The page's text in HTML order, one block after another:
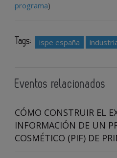
programa)
Tags: ispe españa
Eventos relacionados
CÓMO CONSTRUIR EL
INFORMACIÓN DE UN
COSMÉTICO (PIF) DE